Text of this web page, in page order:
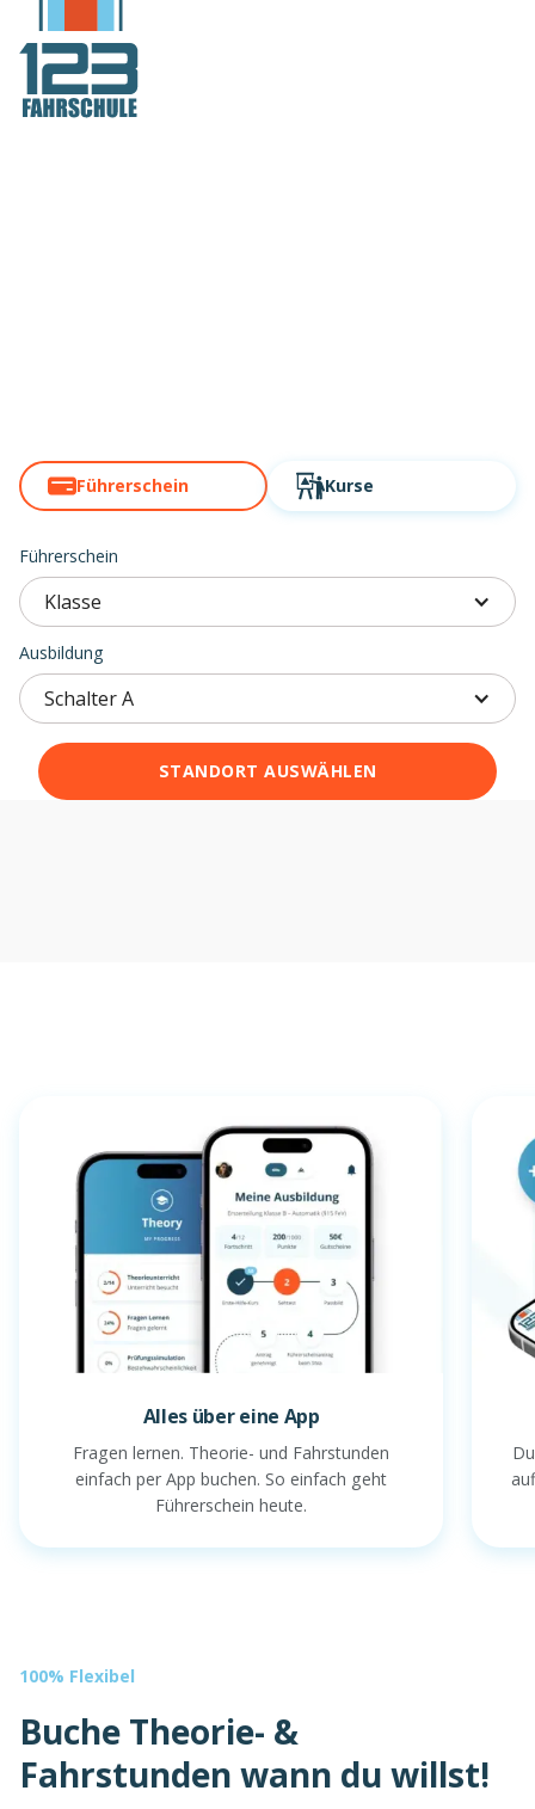
Führerschein Kurse
Führerschein
Klasse
Ausbildung
Schalter A
STANDORT AUSWÄHLEN
Alles über eine App
Fragen lernen. Theorie- und Fahrstunden
einfach per App buchen. So einfach geht
Führerschein heute.
100% Flexibel
Buche Theorie- &
Fahrstunden wann du willst!